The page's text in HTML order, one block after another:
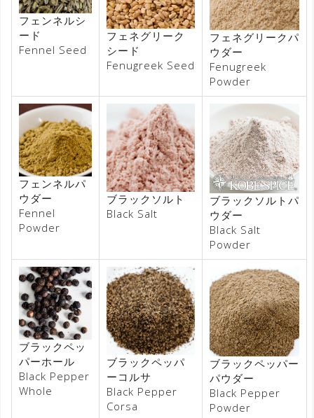
フェンネルシ
ード
Fennel Seed
フェネグリーク
シード
Fenugreek Seed
フェネグリークパ
ウダー
Fenugreek
Powder
フェンネルパ
ウダー
Fennel
Powder
ブラックソルト
Black Salt
ブラックソルトパ
ウダー
Black Salt
Powder
ブラックペッ
パーホール
Black Pepper
Whole
ブラックペッパ
ーコルサ
Black Pepper
Corsa
ブラックペッパー
パウダー
Black Pepper
Powder